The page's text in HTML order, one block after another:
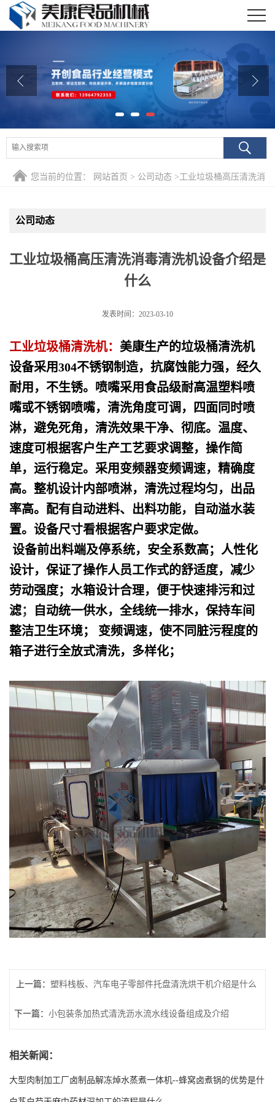
公司介绍
公司动态
产品展厅
联系我们
您当前的位置： 网站首页 > 公司动态 >工业垃圾桶高压清洗消
公司动态
工业垃圾桶高压清洗消毒清洗机设备介绍是
什么
发表时间：2023-03-10
工业垃圾桶清洗机： 美康生产的垃圾桶清洗机
设备采用304不锈钢制造，抗腐蚀能力强，经久
耐用，不生锈。 喷嘴采用食品级耐高温塑料喷
嘴或不锈钢喷嘴，清洗角度可调，四面同时喷
淋，避免死角，清洗效果干净、彻底。 温度、
速度可根据客户生产工艺要求调整，操作简
单，运行稳定。 采用变频器变频调速，精确度
高。 整机设计内部喷淋，清洗过程均匀，出品
率高。配有自动进料、出料功能，自动溢水装
置。设备尺寸看根据客户要求定做。
设备前出料端及停系统，安全系数高；人性化
设计，保证了操作人员工作式的舒适度，减少
劳动强度；水箱设计合理，便于快速排污和过
滤；
自动统一供水，全线统一排水，保持车间
整洁卫生环境； 变频调速，使不同脏污程度的
箱子进行全放式清洗，多样化；
上一篇： 塑料栈板、汽车电子零部件托盘清洗烘干机介绍是什么
下一篇： 小包装条加热式清洗沥水流水线设备组成及介绍
相关新闻：
大型肉制加工厂卤制品解冻焯水蒸煮一体机--蜂窝卤煮锅的优势是什